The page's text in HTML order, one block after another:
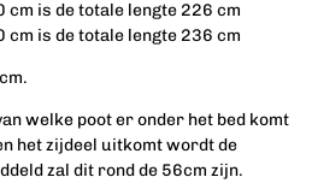
cm is de totale lengte 226 cm
cm is de totale lengte 236 cm
welke poot er onder het bed komt
het zijdeel uitkomt wordt de
zal dit rond de 56cm zijn.